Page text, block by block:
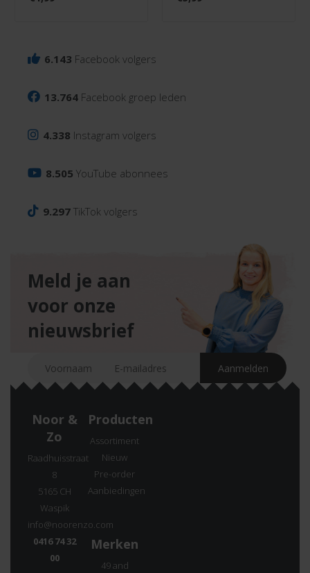
6.143 Facebook volgers
13.764 Facebook groep leden
4.338 Instagram volgers
8.505 YouTube abonnees
9.297 TikTok volgers
Meld je aan
voor onze
nieuwsbrief
Noor &
Zo
Raadhuisstraat
8
5165 CH
Waspik
info@noorenzo.com
0416 74 32
00
Producten
Assortiment
Nieuw
Pre-order
Aanbiedingen
Merken
49 and